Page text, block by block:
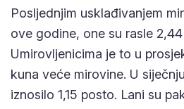
Posljednjim usklađivanjem
ove godine, one su rasle
Umirovljenicima je to u
kuna veće mirovine. U
iznosilo 1,15 posto. Lani su